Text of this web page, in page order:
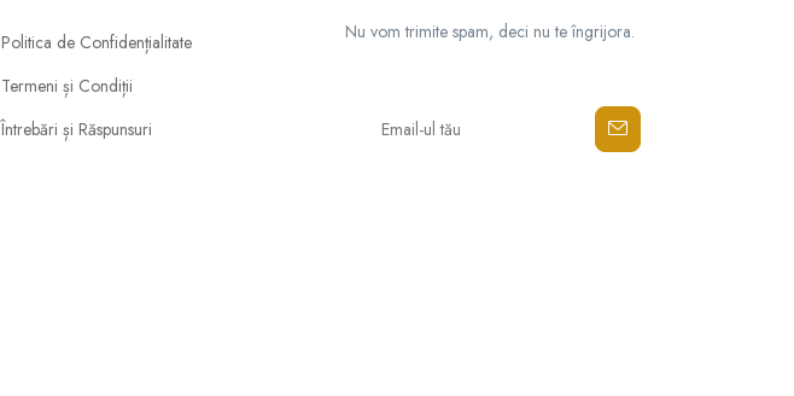
Politica de Confidențialitate
Termeni și Condiții
Întrebări și Răspunsuri
Nu vom trimite spam, deci nu te îngrijora.